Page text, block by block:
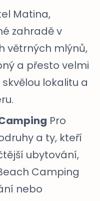
Matina,
zahradě v
větrných mlýnů,
a přesto velmi
lokalitu a
Pro
a ty, kteří
ubytování,
Camping
nebo